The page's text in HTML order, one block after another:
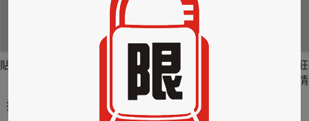
貼身剪裁II：如癮
貼心情婦～魅惑之
推薦你買好東西